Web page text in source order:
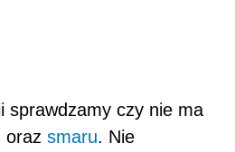
sprawdzamy czy nie ma
oraz smaru. Nie